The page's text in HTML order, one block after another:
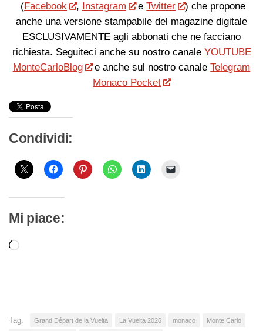
(Facebook , Instagram eTwitter
) che propone
anche una versione stampabile del magazine digitale
ESCLUSIVAMENTE agli abbonati che ne facciano
richiesta. Seguiteci anche su nostro canale YOUTUBE
MonteCarloBlog
e anche sul nostro canaleTelegram
Monaco Pocket
Condividi:
Mi piace:
Caricamento
Tag: Grand Départ de la Vuelta La Vuelta 2026 monaco Monte Carlo